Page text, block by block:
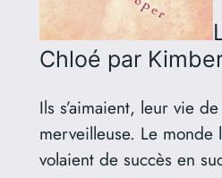
Chloé par
Ils s’aimaient, leur vie
merveilleuse. Le
volaient de succès en